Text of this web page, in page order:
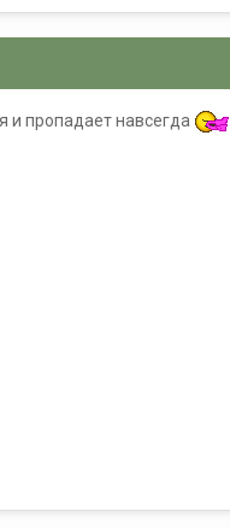
и пропадает навсегда